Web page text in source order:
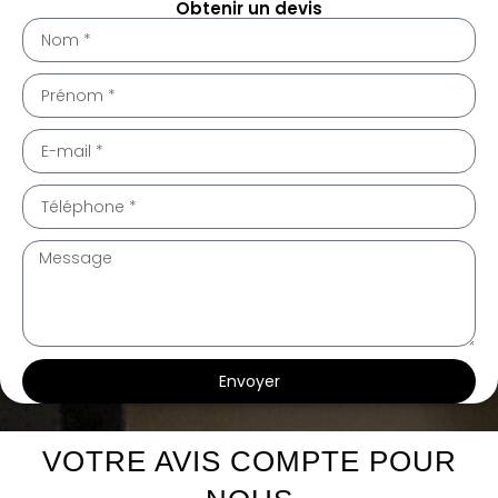
Obtenir un devis
Envoyer
VOTRE AVIS COMPTE POUR